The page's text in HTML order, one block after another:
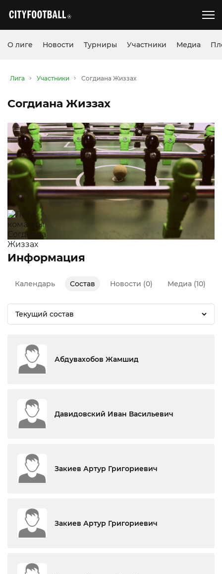
О лиге Новости Турниры Участники Медиа
Лига Участники Согдиана Жиззах
Согдиана Жиззах
Информация
Календарь Состав Новости (0) Медиа (10)
Текущий состав
Абдувахобов Жамшид
Давидовский Иван Васильевич
Закиев Артур Григориевич
Закиев Артур Григориевич